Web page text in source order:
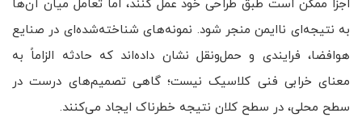
اجزا ممکن است طبق طراحی خود عمل کنند، اما تعامل میان آن‌ها
به نتیجه‌ای ناایمن منجر شود. نمونه‌های شناخته‌شده‌ای در صنایع
هوافضا، فرایندی و حمل‌ونقل نشان داده‌اند که حادثه الزاماً به
معنای خرابی فنی کلاسیک نیست؛ گاهی تصمیم‌های درست در
سطح محلی، در سطح کلان نتیجه خطرناک ایجاد می‌کنند.